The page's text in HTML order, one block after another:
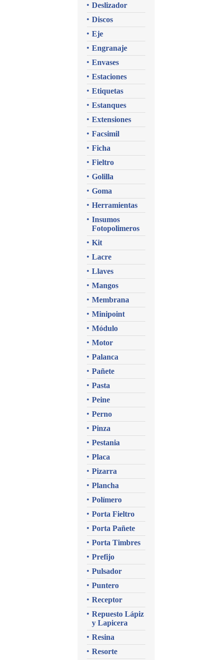
Deslizador
Discos
Eje
Engranaje
Envases
Estaciones
Etiquetas
Estanques
Extensiones
Facsimil
Ficha
Fieltro
Golilla
Goma
Herramientas
Insumos
Fotopolimeros
Kit
Lacre
Llaves
Mangos
Membrana
Minipoint
Módulo
Motor
Palanca
Pañete
Pasta
Peine
Perno
Pinza
Pestania
Placa
Pizarra
Plancha
Polímero
Porta Fieltro
Porta Pañete
Porta Timbres
Prefijo
Pulsador
Puntero
Receptor
Repuesto Lápiz
y Lapicera
Resina
Resorte